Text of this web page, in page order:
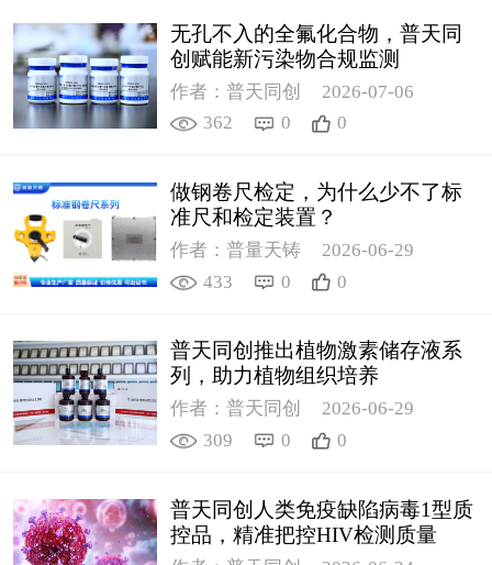
无孔不入的全氟化合物，普天同
创赋能新污染物合规监测
作者：普天同创
2026-07-06
362
0 0
做钢卷尺检定，为什么少不了标
准尺和检定装置？
作者：普量天铸
2026-06-29
433
0 0
普天同创推出植物激素储存液系
列，助力植物组织培养
作者：普天同创
2026-06-29
309
0 0
普天同创人类免疫缺陷病毒1型质
控品，精准把控HIV检测质量